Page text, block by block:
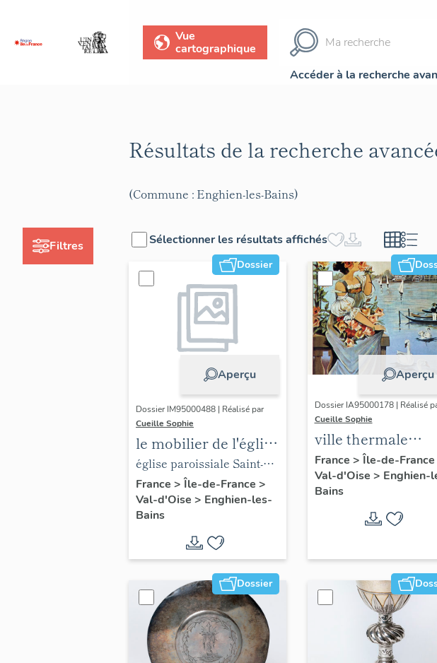
Vue
cartographique
Accéder à la recherche
Filtres
Résultats de la recherche
(Commune : Enghien-les-Bains)
Sélectionner les résultats affichés
Dossier
Aperçu
Dossier IM95000488 | Réalisé par
Cueille Sophie
le mobilier de l'église
paroissiale Saint-
Joseph
église paroissiale Saint-
Joseph
France > Île-de-France >
Val-d'Oise > Enghien-les-
Bains
Aperçu
Dossier IA95000178 | Réalisé
Cueille Sophie
ville thermale
d'Enghien-les-
France > Île-de-France
Val-d'Oise > Enghien-
Bains
Dossier